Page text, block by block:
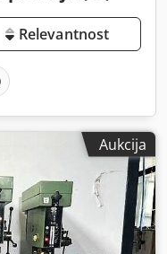
Relevantnost
Aukcija